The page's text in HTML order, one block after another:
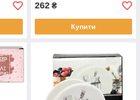
262 ₴
Купити